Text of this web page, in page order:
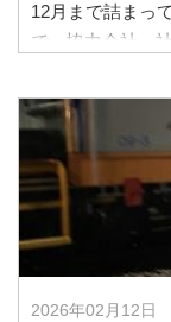
12月まで詰まっ
で、協力会社 社
2026年02月12日